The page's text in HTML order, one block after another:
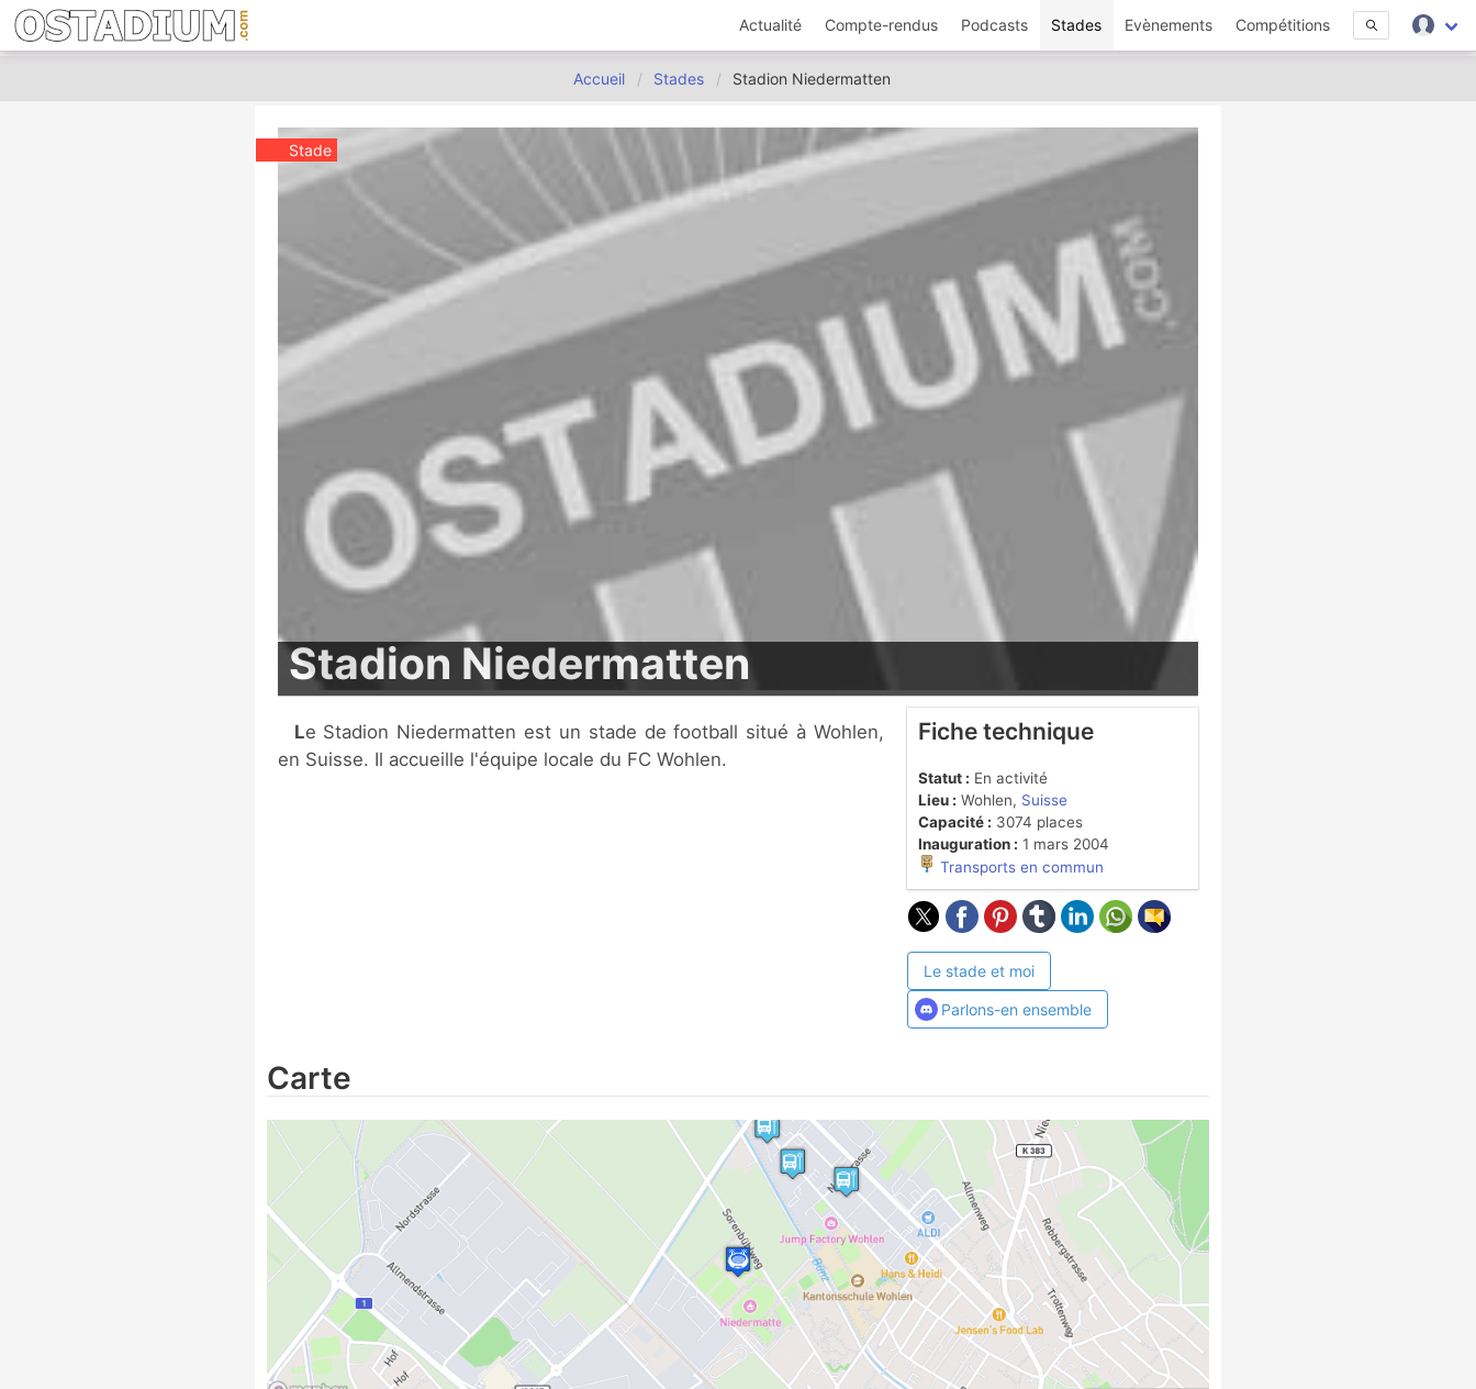
Actualité Compte-rendus Podcasts Stades Evènements Compétitions
Accueil Stades Stadion Niedermatten
Stade
Stadion Niedermatten
Le Stadion Niedermatten est un stade de football situé à Wohlen,
en Suisse. Il accueille l'équipe locale du FC Wohlen.
Fiche technique
Statut : En activité
Lieu : Wohlen, Suisse
Capacité : 3074 places
Inauguration : 1 mars 2004
Transports en commun
Le stade et moi
Parlons-en ensemble
Carte